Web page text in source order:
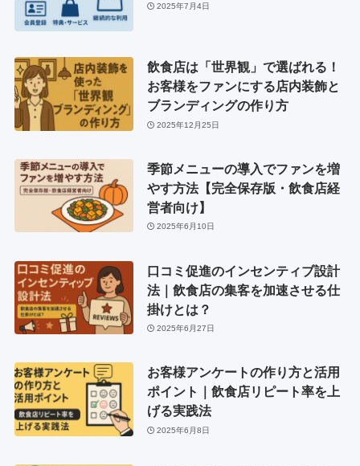
2025年7月4日
飲食店は「世界観」で選ばれる！
お客様をファンにする店内装飾と
ブランディングの作り方
2025年12月25日
季節メニューの導入でファンを増
やす方法【完全保存版・飲食店経
営者向け】
2025年6月10日
口コミ促進のインセンティブ設計
法｜飲食店の集客を加速させる仕
掛けとは？
2025年6月27日
お客様アンケートの作り方と活用
ポイント｜飲食店リピート率を上
げる実践法
2025年6月8日